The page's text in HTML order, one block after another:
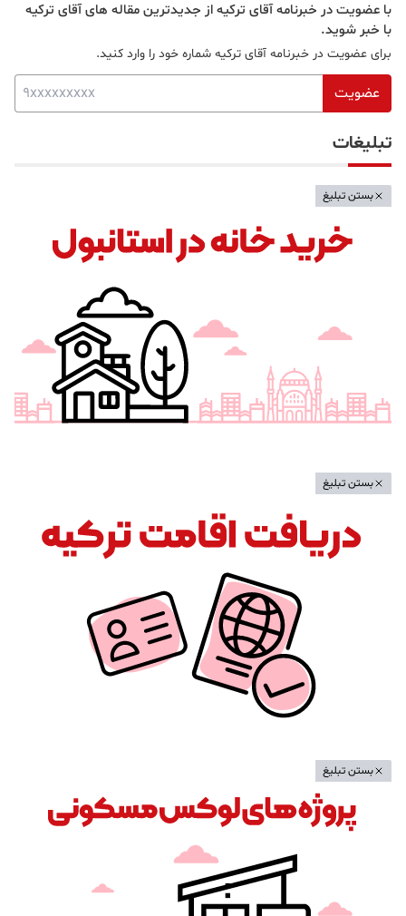
با عضویت در خبرنامه آقای ترکیه از جدیدترین مقاله های آقای ترکیه
با خبر شوید.
برای عضویت در خبرنامه آقای ترکیه شماره خود را وارد کنید.
عضویت
تبلیغات
بستن تبلیغ
بستن تبلیغ
بستن تبلیغ